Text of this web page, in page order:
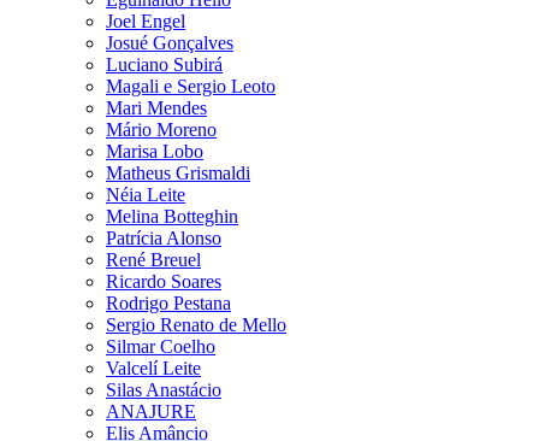
Joel Engel
Josué Gonçalves
Luciano Subirá
Magali e Sergio Leoto
Mari Mendes
Mário Moreno
Marisa Lobo
Matheus Grismaldi
Néia Leite
Melina Botteghin
Patrícia Alonso
René Breuel
Ricardo Soares
Rodrigo Pestana
Sergio Renato de Mello
Silmar Coelho
Valcelí Leite
Silas Anastácio
ANAJURE
Elis Amâncio